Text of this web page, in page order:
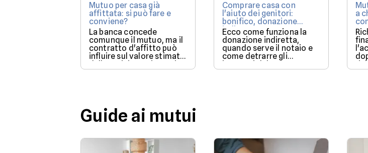
Mutuo per casa già
affittata: si può fare e
conviene?
La banca concede
comunque il mutuo, ma il
contratto d'affitto può
influire sul valore stimato
dalla perizia e sui tempi
per poter utilizzare la
Comprare casa con
l'aiuto dei genitori:
bonifico, donazione
indiretta o mutuo?
Ecco come funziona la
donazione indiretta,
quando serve il notaio e
come detrarre gli
interessi del mutuo.
a
Guide ai mutui